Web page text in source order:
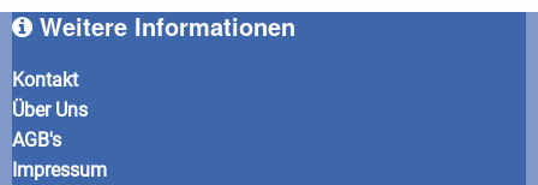
Weitere Informationen
Kontakt
Über Uns
AGB's
Impressum